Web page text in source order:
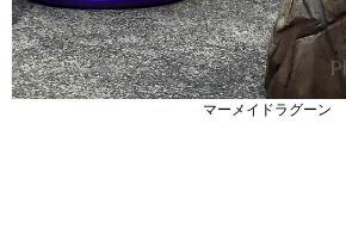
マーメイドラグーン